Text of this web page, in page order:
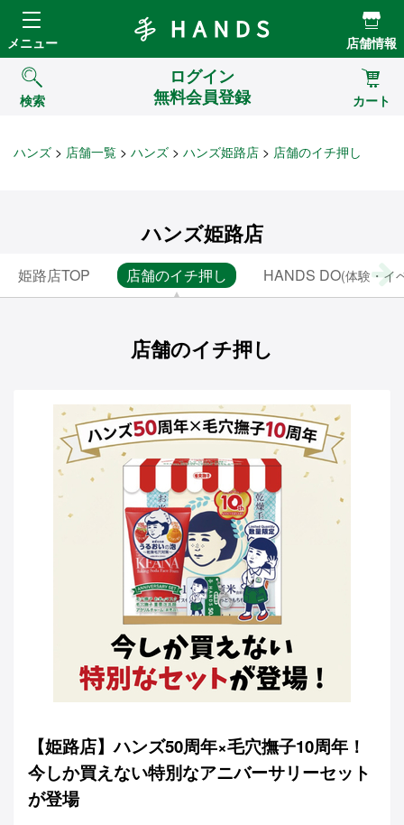
Hands ハンズ
メニュー 店舗情報
検索
ログイン
無料会員登録
カート
ハンズ 店舗一覧 ハンズ ハンズ姫路店 店舗のイチ押し
ハンズ姫路店
姫路店TOP 店舗のイチ押し HANDS DO(体験・イ
店舗のイチ押し
【姫路店】ハンズ50周年×毛穴撫子10周年！
今しか買えない特別なアニバーサリーセット
が登場